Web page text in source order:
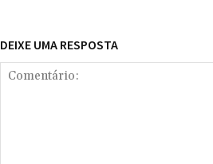
DEIXE UMA RESPOSTA